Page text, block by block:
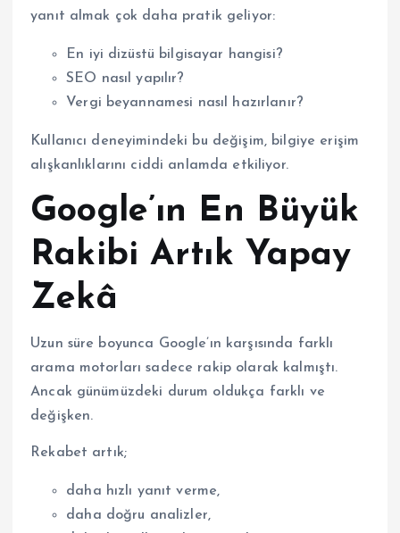
yanıt almak çok daha pratik geliyor:
En iyi dizüstü bilgisayar hangisi?
SEO nasıl yapılır?
Vergi beyannamesi nasıl hazırlanır?
Kullanıcı deneyimindeki bu değişim, bilgiye erişim
alışkanlıklarını ciddi anlamda etkiliyor.
Google’ın En Büyük
Rakibi Artık Yapay
Zekâ
Uzun süre boyunca Google’ın karşısında farklı
arama motorları sadece rakip olarak kalmıştı.
Ancak günümüzdeki durum oldukça farklı ve
değişken.
Rekabet artık;
daha hızlı yanıt verme,
daha doğru analizler,